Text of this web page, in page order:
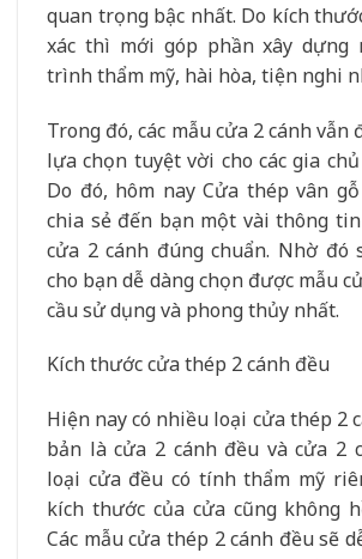
quan trọng bậc nhất. Do kích
xác thì mới góp phần xây dựng
trình thẩm mỹ, hài hòa, tiện nghi
Trong đó, các mẫu cửa 2 cánh vẫn
lựa chọn tuyệt vời cho các gia
Do đó, hôm nay Cửa thép vân
chia sẻ đến bạn một vài thông
cửa 2 cánh đúng chuẩn. Nhờ đó
cho bạn dễ dàng chọn được mẫu
cầu sử dụng và phong thủy nhất.
Kích thước cửa thép 2 cánh đều
Hiện nay có nhiều loại cửa thép 2
bản là cửa 2 cánh đều và cửa 2
loại cửa đều có tính thẩm mỹ
kích thước của cửa cũng không
Các mẫu cửa thép 2 cánh đều sẽ